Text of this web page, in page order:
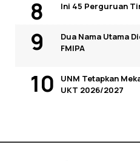
Ini 45 Perguruan
Dua Nama Utama
FMIPA
UNM Tetapkan
UKT 2026/2027